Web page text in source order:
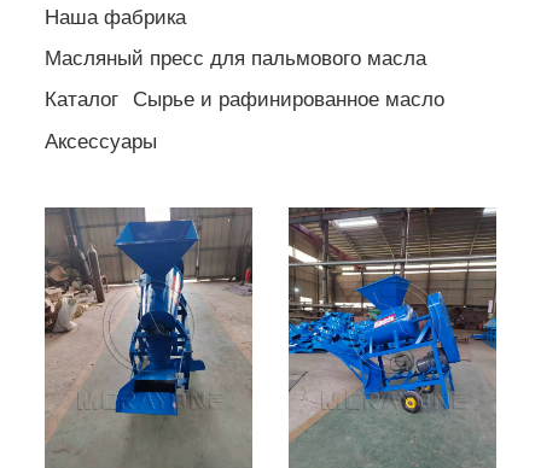
Наша фабрика
Масляный пресс для пальмового масла
Каталог Сырье и рафинированное масло
Аксессуары